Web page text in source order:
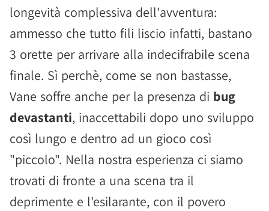
longevità complessiva dell'avventura:
ammesso che tutto fili liscio infatti, bastano
3 orette per arrivare alla indecifrabile scena
finale. Sì perchè, come se non bastasse,
Vane soffre anche per la presenza di bug
devastanti, inaccettabili dopo uno sviluppo
così lungo e dentro ad un gioco così
"piccolo". Nella nostra esperienza ci siamo
trovati di fronte a una scena tra il
deprimente e l'esilarante, con il povero